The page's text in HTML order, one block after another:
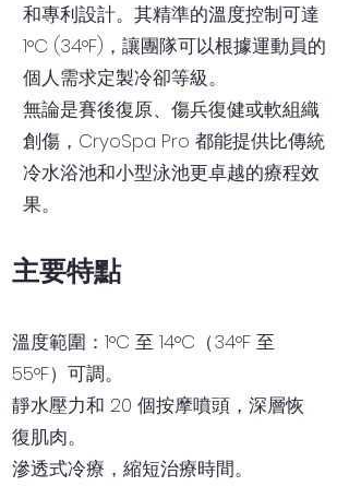
和專利設計。其精準的溫度控制可達
1°C (34°F)，讓團隊可以根據運動員的
個人需求定製冷卻等級。
無論是賽後復原、傷兵復健或軟組織
創傷，CryoSpa Pro 都能提供比傳統
冷水浴池和小型泳池更卓越的療程效
果。
主要特點
溫度範圍：1°C 至 14°C（34°F 至
55°F）可調。
靜水壓力和 20 個按摩噴頭，深層恢
復肌肉。
滲透式冷療，縮短治療時間。